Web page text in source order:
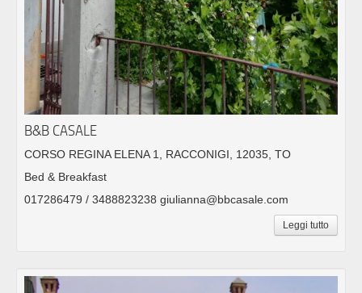
B&B CASALE
CORSO REGINA ELENA 1, RACCONIGI, 12035, TO
Bed & Breakfast
017286479 / 3488823238 giulianna@bbcasale.com
Leggi tutto